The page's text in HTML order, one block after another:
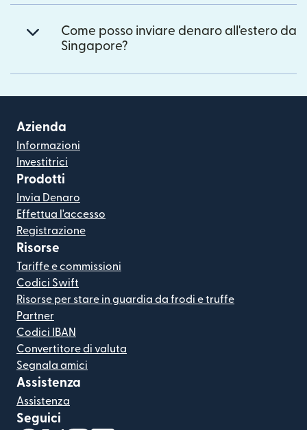
Come posso inviare denaro all'estero da
Singapore?
Azienda
Informazioni
Investitrici
Prodotti
Invia Denaro
Effettua l'accesso
Registrazione
Risorse
Tariffe e commissioni
Codici Swift
Risorse per stare in guardia da frodi e truffe
Partner
Codici IBAN
Convertitore di valuta
Segnala amici
Assistenza
Assistenza
Seguici